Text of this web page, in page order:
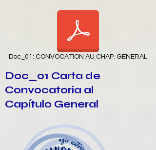
Doc_01: CONVOCATION AU CHAP. GENERAL
Doc_01 Carta de
Convocatoria al
Capítulo General